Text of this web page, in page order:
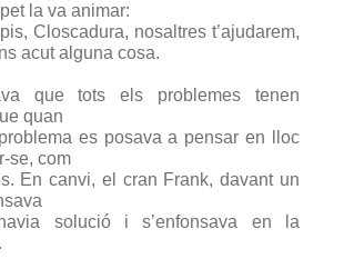
la va animar:
Closcadura, nosaltres t’ajudarem,
acut alguna cosa.
que tots els problemes tenen
quan
es posava a pensar en lloc
se, com
En canvi, el cran Frank, davant un
solució i s’enfonsava en la